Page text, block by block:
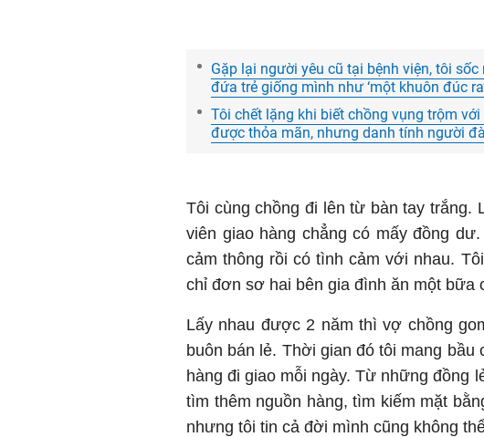
Gặp lại người yêu cũ tại bệnh viện, tôi
đứa trẻ giống mình như ‘một khuôn đúc
Tôi chết lặng khi biết chồng vụng trộm
được thỏa mãn, nhưng danh tính người
Tôi cùng chồng đi lên từ bàn tay trắng.
viên giao hàng chẳng có mấy đồng
cảm thông rồi có tình cảm với nhau.
chỉ đơn sơ hai bên gia đình ăn một bữa
Lấy nhau được 2 năm thì vợ chồng
buôn bán lẻ. Thời gian đó tôi mang
hàng đi giao mỗi ngày. Từ những đồng
tìm thêm nguồn hàng, tìm kiếm mặt
nhưng tôi tin cả đời mình cũng không